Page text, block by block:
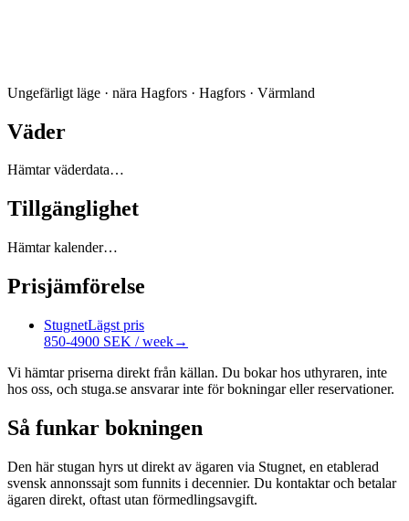
Ungefärligt läge · nära Hagfors · Hagfors · Värmland
Väder
Hämtar väderdata…
Tillgänglighet
Hämtar kalender…
Prisjämförelse
StugnetLägst pris
850-4900 SEK / week→
Vi hämtar priserna direkt från källan. Du bokar hos uthyraren, inte
hos oss, och stuga.se ansvarar inte för bokningar eller reservationer.
Så funkar bokningen
Den här stugan hyrs ut direkt av ägaren via Stugnet, en etablerad
svensk annonssajt som funnits i decennier. Du kontaktar och betalar
ägaren direkt, oftast utan förmedlingsavgift.